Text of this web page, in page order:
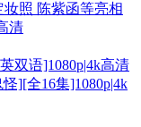
照 陈紫函等亮相
清
双语]1080p|4k高清
][全16集]1080p|4k